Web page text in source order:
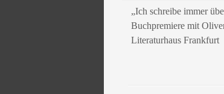
„Ich schreibe immer
Buchpremiere mit
Literaturhaus Frankfurt